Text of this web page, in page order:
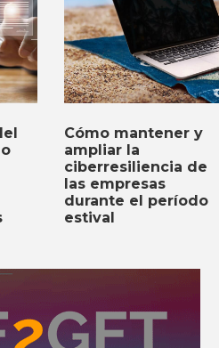
Cómo mantener y
ampliar la
ciberresiliencia de
las empresas
durante el período
estival